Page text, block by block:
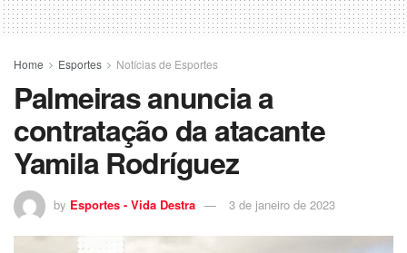
Home Esportes Notícias de Esportes
Palmeiras anuncia a
contratação da atacante
Yamila Rodríguez
by Esportes - Vida Destra 3 de janeiro de 2023